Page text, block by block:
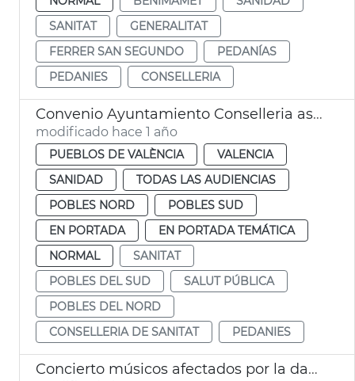
SANITAT
GENERALITAT
FERRER SAN SEGUNDO
PEDANÍAS
PEDANIES
CONSELLERIA
Convenio Ayuntamiento Conselleria asistencia médica pedanías València
modificado hace 1 año
PUEBLOS DE VALÈNCIA
VALENCIA
SANIDAD
TODAS LAS AUDIENCIAS
POBLES NORD
POBLES SUD
EN PORTADA
EN PORTADA TEMÁTICA
NORMAL
SANITAT
POBLES DEL SUD
SALUT PÚBLICA
POBLES DEL NORD
CONSELLERIA DE SANITAT
PEDANIES
Concierto músicos afectados por la dana